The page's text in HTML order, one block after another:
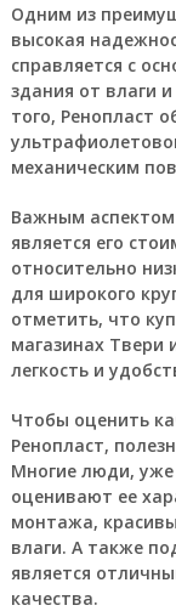
Одним из
высокая
справляется с
здания от влаги
того, Ренопласт
механическим
Важным
является его
относительно
для широкого
отметить, что
магазинах Твери
легкость и
Чтобы оценить
Ренопласт,
Многие люди,
оценивают ее
монтажа,
влаги. А также
является
качества.